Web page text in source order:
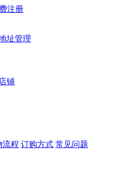
注册
址管理
铺
流程 订购方式 常见问题